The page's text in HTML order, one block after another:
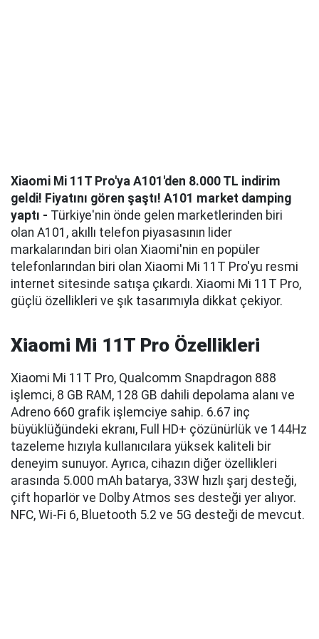
Xiaomi Mi 11T Pro'ya A101'den 8.000 TL indirim
geldi! Fiyatını gören şaştı! A101 market damping
yaptı - Türkiye'nin önde gelen marketlerinden biri
olan A101, akıllı telefon piyasasının lider
markalarından biri olan Xiaomi'nin en popüler
telefonlarından biri olan Xiaomi Mi 11T Pro'yu resmi
internet sitesinde satışa çıkardı. Xiaomi Mi 11T Pro,
güçlü özellikleri ve şık tasarımıyla dikkat çekiyor.
Xiaomi Mi 11T Pro Özellikleri
Xiaomi Mi 11T Pro, Qualcomm Snapdragon 888
işlemci, 8 GB RAM, 128 GB dahili depolama alanı ve
Adreno 660 grafik işlemciye sahip. 6.67 inç
büyüklüğündeki ekranı, Full HD+ çözünürlük ve 144Hz
tazeleme hızıyla kullanıcılara yüksek kaliteli bir
deneyim sunuyor. Ayrıca, cihazın diğer özellikleri
arasında 5.000 mAh batarya, 33W hızlı şarj desteği,
çift hoparlör ve Dolby Atmos ses desteği yer alıyor.
NFC, Wi-Fi 6, Bluetooth 5.2 ve 5G desteği de mevcut.